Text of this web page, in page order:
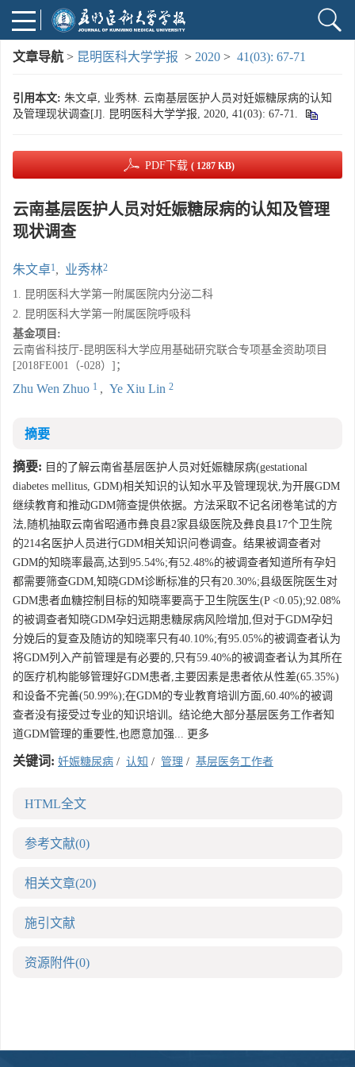
文章导航 > 昆明医科大学学报 > 2020 > 41(03): 67-71
引用本文: 朱文卓, 业秀林. 云南基层医护人员对妊娠糖尿病的认知
及管理现状调查[J]. 昆明医科大学学报, 2020, 41(03): 67-71.
PDF下载 ( 1287 KB)
云南基层医护人员对妊娠糖尿病的认知及管理
现状调查
朱文卓1, 业秀林2
1. 昆明医科大学第一附属医院内分泌二科
2. 昆明医科大学第一附属医院呼吸科
基金项目:
云南省科技厅-昆明医科大学应用基础研究联合专项基金资助项目
[2018FE001（-028）]；
Zhu Wen Zhuo 1 , Ye Xiu Lin 2
摘要
摘要: 目的了解云南省基层医护人员对妊娠糖尿病(gestational
diabetes mellitus, GDM)相关知识的认知水平及管理现状,为开展GDM
继续教育和推动GDM筛查提供依据。方法采取不记名闭卷笔试的方
法,随机抽取云南省昭通市彝良县2家县级医院及彝良县17个卫生院
的214名医护人员进行GDM相关知识问卷调查。结果被调查者对
GDM的知晓率最高,达到95.54%;有52.48%的被调查者知道所有孕妇
都需要筛查GDM,知晓GDM诊断标准的只有20.30%;县级医院医生对
GDM患者血糖控制目标的知晓率要高于卫生院医生(P <0.05);92.08%
的被调查者知晓GDM孕妇远期患糖尿病风险增加,但对于GDM孕妇
分娩后的复查及随访的知晓率只有40.10%;有95.05%的被调查者认为
将GDM列入产前管理是有必要的,只有59.40%的被调查者认为其所在
的医疗机构能够管理好GDM患者,主要因素是患者依从性差(65.35%)
和设备不完善(50.99%);在GDM的专业教育培训方面,60.40%的被调
查者没有接受过专业的知识培训。结论绝大部分基层医务工作者知
道GDM管理的重要性,也愿意加强... 更多
关键词: 妊娠糖尿病 / 认知 / 管理 / 基层医务工作者
HTML全文
参考文献(0)
相关文章(20)
施引文献
资源附件(0)